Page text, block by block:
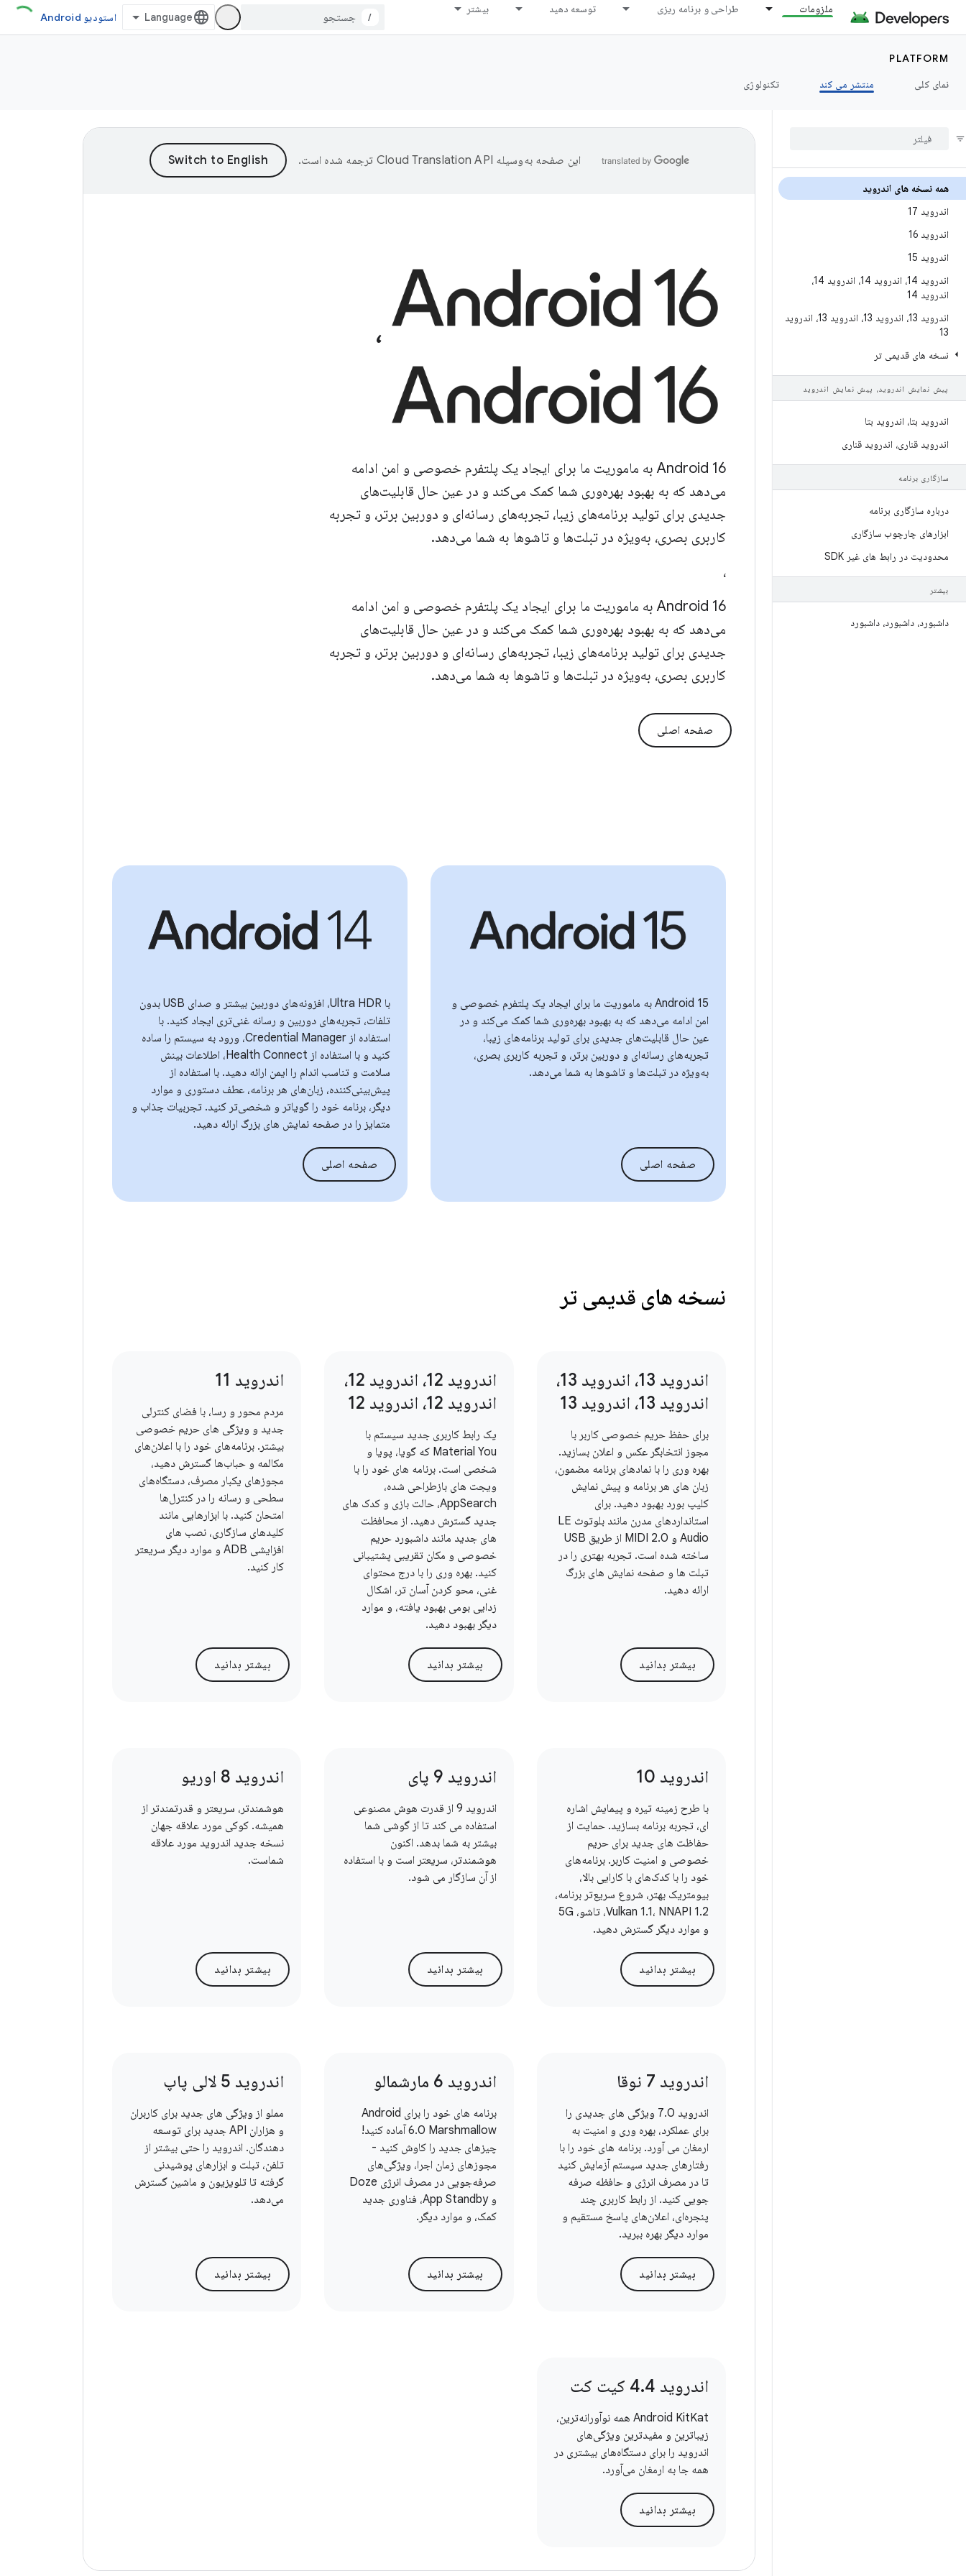
ملزومات طراحی و برنامه ریزی توسعه دهید بیشتر
/ استودیو Android
PLATFORM
نمای کلی
منتشر می کند تکنولوژی
همه نسخه های اندروید
اندروید 17
اندروید 16
اندروید 15
اندروید 14، اندروید 14، اندروید 14،
اندروید 14
اندروید 13، اندروید 13، اندروید 13، اندروید
13
نسخه های قدیمی تر
پیش نمایش اندروید، پیش نمایش اندروید
اندروید بتا، اندروید بتا
اندروید قناری، اندروید قناری
سازگاری برنامه
درباره سازگاری برنامه
ابزارهای چارچوب سازگاری
محدودیت در رابط های غیر SDK
بیشتر
داشبورد، داشبورد، داشبورد
این صفحه به‌وسیله ترجمه شده است.
،
Android 16 به ماموریت ما برای ایجاد یک پلتفرم خصوصی و امن ادامه
می‌دهد که به بهبود بهره‌وری شما کمک می‌کند و در عین حال قابلیت‌های
جدیدی برای تولید برنامه‌های زیبا، تجربه‌های رسانه‌ای و دوربین برتر، و تجربه
کاربری بصری، به‌ویژه در تبلت‌ها و تاشوها به شما می‌دهد.
،
Android 16 به ماموریت ما برای ایجاد یک پلتفرم خصوصی و امن ادامه
می‌دهد که به بهبود بهره‌وری شما کمک می‌کند و در عین حال قابلیت‌های
جدیدی برای تولید برنامه‌های زیبا، تجربه‌های رسانه‌ای و دوربین برتر، و تجربه
کاربری بصری، به‌ویژه در تبلت‌ها و تاشوها به شما می‌دهد.
صفحه اصلی
Android 15 به ماموریت ما برای ایجاد یک پلتفرم خصوصی و
امن ادامه می‌دهد که به بهبود بهره‌وری شما کمک می‌کند و در
عین حال قابلیت‌های جدیدی برای تولید برنامه‌های زیبا،
تجربه‌های رسانه‌ای و دوربین برتر، و تجربه کاربری بصری،
به‌ویژه در تبلت‌ها و تاشوها به شما می‌دهد.
صفحه اصلی
با Ultra HDR، افزونه‌های دوربین بیشتر و صدای USB بدون
تلفات، تجربه‌های دوربین و رسانه غنی‌تری ایجاد کنید. با
استفاده از Credential Manager، ورود به سیستم را ساده
کنید و با استفاده از Health Connect، اطلاعات بینش
سلامت و تناسب اندام را ایمن ارائه دهید. با استفاده از
پیش‌بینی‌کننده، زبان‌های هر برنامه، عطف دستوری و موارد
دیگر، برنامه خود را گویاتر و شخصی‌تر کنید. تجربیات جذاب و
متمایز را در صفحه نمایش های بزرگ ارائه دهید.
صفحه اصلی
نسخه های قدیمی تر
اندروید 13، اندروید 13،
اندروید 13، اندروید 13
برای حفظ حریم خصوصی کاربر با
مجوز انتخابگر عکس و اعلان بسازید.
بهره وری را با نمادهای برنامه مضمون،
زبان های هر برنامه و پیش نمایش
کلیپ بورد بهبود دهید. برای
استانداردهای مدرن مانند بلوتوث LE
Audio و MIDI 2.0 از طریق USB
ساخته شده است. تجربه بهتری را در
تبلت ها و صفحه نمایش های بزرگ
ارائه دهید.
بیشتر بدانید
اندروید 12، اندروید 12،
اندروید 12، اندروید 12
یک رابط کاربری جدید سیستم با
Material You که گویا، پویا و
شخصی است. برنامه های خود را با
ویجت های بازطراحی شده،
AppSearch، حالت بازی و کدک های
جدید گسترش دهید. از محافظت
های جدید مانند داشبورد حریم
خصوصی و مکان تقریبی پشتیبانی
کنید. بهره وری را با درج محتوای
غنی، محو کردن آسان تر، اشکال
زدایی بومی بهبود یافته، و موارد
دیگر بهبود دهید.
بیشتر بدانید
اندروید 11
مردم محور و رسا، با فضای کنترلی
جدید و ویژگی های حریم خصوصی
بیشتر. برنامه‌های خود را با اعلان‌های
مکالمه و حباب‌ها گسترش دهید،
مجوزهای یکبار مصرف، دستگاه‌های
سطحی و رسانه را در کنترل‌ها
امتحان کنید. با ابزارهایی مانند
کلیدهای سازگاری، نصب های
افزایشی ADB و موارد دیگر سریعتر
کار کنید.
بیشتر بدانید
اندروید 10
با طرح زمینه تیره و پیمایش اشاره
ای، تجربه برنامه بسازید. حمایت از
حفاظت های جدید برای حریم
خصوصی و امنیت کاربر. برنامه‌های
خود را با کدک‌های با کارایی بالا،
بیومتریک بهتر، شروع سریع‌تر برنامه،
Vulkan 1.1، NNAPI 1.2، تاشو، 5G
و موارد دیگر گسترش دهید.
بیشتر بدانید
اندروید 9 پای
اندروید 9 از قدرت هوش مصنوعی
استفاده می کند تا از گوشی شما
بیشتر به شما بدهد. اکنون
هوشمندتر، سریعتر است و با استفاده
از آن سازگار می شود.
بیشتر بدانید
اندروید 8 اوریو
هوشمندتر، سریعتر و قدرتمندتر از
همیشه. کوکی مورد علاقه جهان
نسخه جدید اندروید مورد علاقه
شماست.
بیشتر بدانید
اندروید 7 نوقا
اندروید 7.0 ویژگی های جدیدی را
برای عملکرد، بهره وری و امنیت به
ارمغان می آورد. برنامه های خود را با
رفتارهای جدید سیستم آزمایش کنید
تا در مصرف انرژی و حافظه صرفه
جویی کنید. از رابط کاربری چند
پنجره‌ای، اعلان‌های پاسخ مستقیم و
موارد دیگر بهره ببرید.
بیشتر بدانید
اندروید 6 مارشمالو
برنامه های خود را برای Android
6.0 Marshmallow آماده کنید!
چیزهای جدید را کاوش کنید -
مجوزهای زمان اجرا، ویژگی‌های
صرفه‌جویی در مصرف انرژی Doze
و App Standby، فناوری جدید
کمک، و موارد دیگر.
بیشتر بدانید
اندروید 5 لالی پاپ
مملو از ویژگی های جدید برای کاربران
و هزاران API جدید برای توسعه
دهندگان. اندروید را حتی بیشتر از
تلفن، تبلت و ابزارهای پوشیدنی
گرفته تا تلویزیون و ماشین گسترش
می‌دهد.
بیشتر بدانید
اندروید 4 .4 کیت کت
Android KitKat همه نوآورانه‌ترین،
زیباترین و مفیدترین ویژگی‌های
اندروید را برای دستگاه‌های بیشتری در
همه جا به ارمغان می‌آورد.
بیشتر بدانید